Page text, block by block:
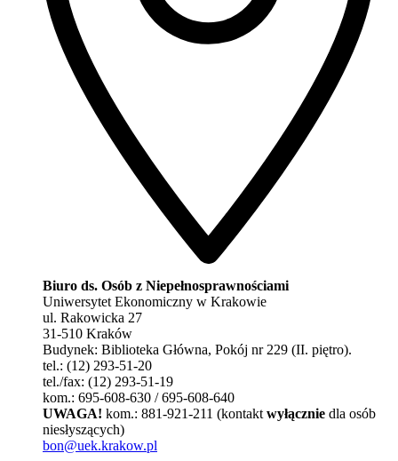
Biuro ds. Osób z Niepełnosprawnościami
Uniwersytet Ekonomiczny w Krakowie
ul. Rakowicka 27
31-510 Kraków
Budynek: Biblioteka Główna, Pokój nr 229 (II. piętro).
tel.: (12) 293-51-20
tel./fax: (12) 293-51-19
kom.: 695-608-630 / 695-608-640
UWAGA! kom.: 881-921-211 (kontakt wyłącznie dla osób
niesłyszących)
bon@uek.krakow.pl